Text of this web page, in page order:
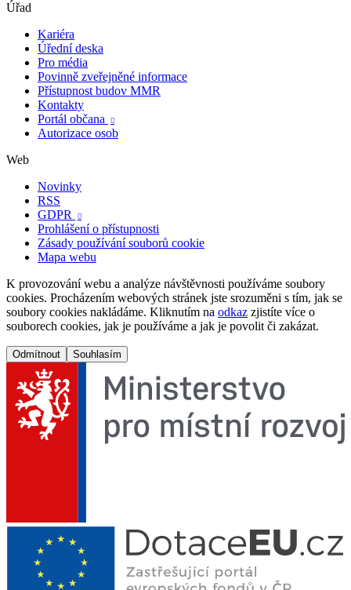
Úřad
Kariéra
Úřední deska
Pro média
Povinně zveřejněné informace
Přístupnost budov MMR
Kontakty
Portál občana

Autorizace osob
Web
Novinky
RSS
GDPR

Prohlášení o přístupnosti
Zásady používání souborů cookie
Mapa webu
K provozování webu a analýze návštěvnosti používáme soubory
cookies. Procházením webových stránek jste srozuměni s tím, jak se
soubory cookies nakládáme. Kliknutím na odkaz zjistíte více o
souborech cookies, jak je používáme a jak je povolit či zakázat.
Odmítnout Souhlasím